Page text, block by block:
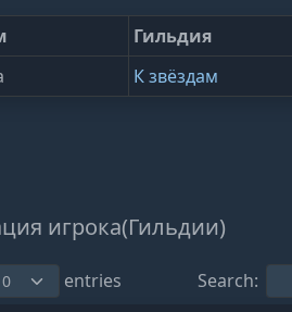
Гильдия
К звёздам
игрока(Гильдии)
entries Search: